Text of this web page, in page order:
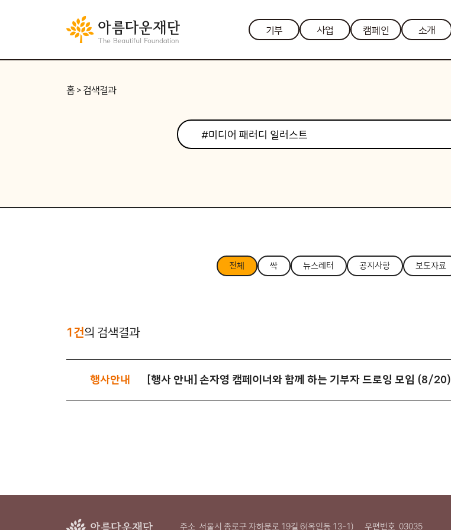
기부 사업 캠페인 소개
홈 > 검색결과
전체 싹 뉴스레터 공지사항 보도자료
1건의 검색결과
행사안내 [행사 안내] 손자영 캠페이너와 함께 하는 기부자 드로잉 모임 (8/20)
주소 서울시 종로구 자하문로 19길 6(옥인동 13-1) 우편번호 03035